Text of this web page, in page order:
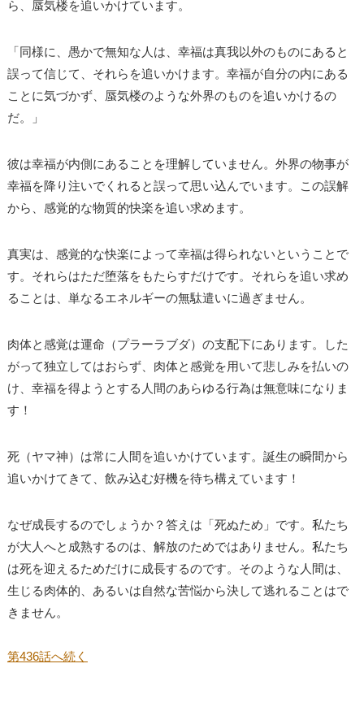
ら、蜃気楼を追いかけています。
「同様に、愚かで無知な人は、幸福は真我以外のものにあると
誤って信じて、それらを追いかけます。幸福が自分の内にある
ことに気づかず、蜃気楼のような外界のものを追いかけるの
だ。」
彼は幸福が内側にあることを理解していません。外界の物事が
幸福を降り注いでくれると誤って思い込んでいます。この誤解
から、感覚的な物質的快楽を追い求めます。
真実は、感覚的な快楽によって幸福は得られないということで
す。それらはただ堕落をもたらすだけです。それらを追い求め
ることは、単なるエネルギーの無駄遣いに過ぎません。
肉体と感覚は運命（プラーラブダ）の支配下にあります。した
がって独立してはおらず、肉体と感覚を用いて悲しみを払いの
け、幸福を得ようとする人間のあらゆる行為は無意味になりま
す！
死（ヤマ神）は常に人間を追いかけています。誕生の瞬間から
追いかけてきて、飲み込む好機を待ち構えています！
なぜ成長するのでしょうか？答えは「死ぬため」です。私たち
が大人へと成熟するのは、解放のためではありません。私たち
は死を迎えるためだけに成長するのです。そのような人間は、
生じる肉体的、あるいは自然な苦悩から決して逃れることはで
きません。
第436話へ続く